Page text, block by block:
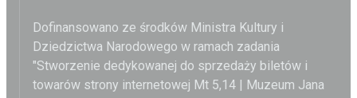
Dofinansowano ze środków Ministra Kultury i
Dziedzictwa Narodowego w ramach zadania
"Stworzenie dedykowanej do sprzedaży biletów i
towarów strony internetowej Mt 5,14 | Muzeum Jana